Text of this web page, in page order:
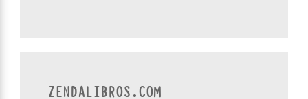
ZENDALIBROS.COM